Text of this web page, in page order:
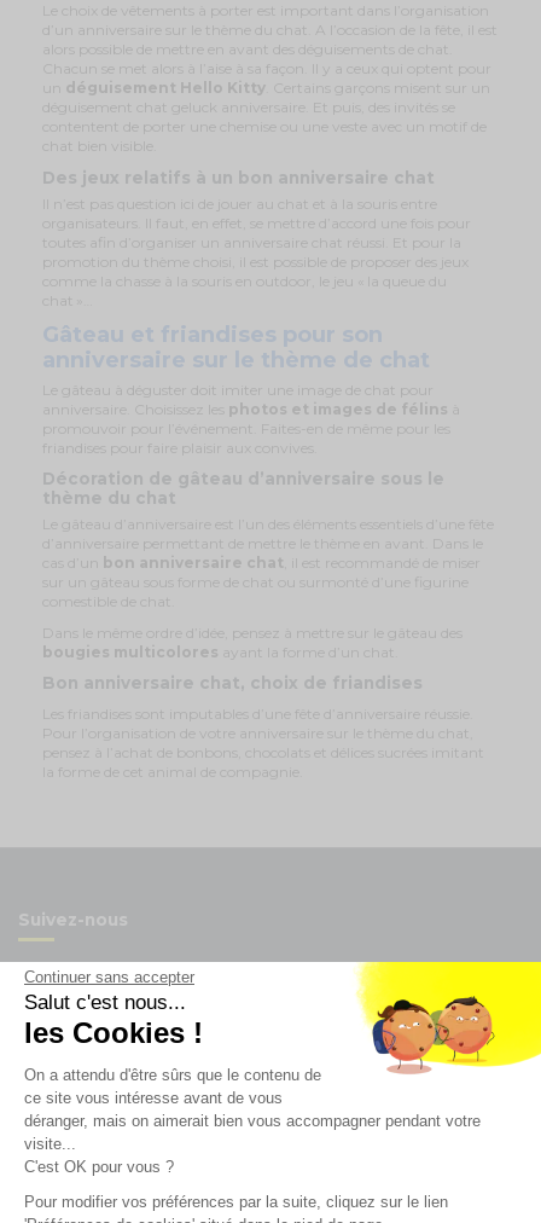
Continuer sans accepter
Salut c'est nous...
les Cookies !
On a attendu d'être sûrs que le contenu de
ce site vous intéresse avant de vous
déranger, mais on aimerait bien vous accompagner pendant votre
visite...
C'est OK pour vous ?
Pour modifier vos préférences par la suite, cliquez sur le lien
Le choix de vêtements à porter est important dans l’organisation
d’un anniversaire sur le thème du chat. A l’occasion de la fête, il est
alors possible de mettre en avant des déguisements de chat.
Chacun se met alors à l’aise à sa façon. Il y a ceux qui optent pour
un déguisement Hello Kitty . Certains garçons misent sur un
déguisement chat geluck anniversaire. Et puis, des invités se
contentent de porter une chemise ou une veste avec un motif de
chat bien visible.
Des jeux relatifs à un bon anniversaire chat
Il n’est pas question ici de jouer au chat et à la souris entre
organisateurs. Il faut, en effet, se mettre d’accord une fois pour
toutes afin d’organiser un anniversaire chat réussi. Et pour la
promotion du thème choisi, il est possible de proposer des jeux
comme la chasse à la souris en outdoor, le jeu « la queue du
chat »…
Gâteau et friandises pour son
anniversaire sur le thème de chat
Le gâteau à déguster doit imiter une image de chat pour
anniversaire. Choisissez les photos et images de félins à
promouvoir pour l’événement. Faites-en de même pour les
friandises pour faire plaisir aux convives.
Décoration de gâteau d’anniversaire sous le
thème du chat
Le gâteau d’anniversaire est l’un des éléments essentiels d’une fête
d’anniversaire permettant de mettre le thème en avant. Dans le
cas d’un
bon anniversaire chat , il est recommandé de miser
sur un gâteau sous forme de chat ou surmonté d’une figurine
comestible de chat.
Dans le même ordre d’idée, pensez à mettre sur le gâteau des
bougies multicolores ayant la forme d’un chat.
Bon anniversaire chat, choix de friandises
Les friandises sont imputables d’une fête d’anniversaire réussie.
Pour l’organisation de votre anniversaire sur le thème du chat,
pensez à l’achat de bonbons, chocolats et délices sucrées imitant
la forme de cet animal de compagnie.
Suivez-nous
Newsletter
Enregistrez vous à la newsletter
Restez à l'actualité sur nos produits et les offres du
moment